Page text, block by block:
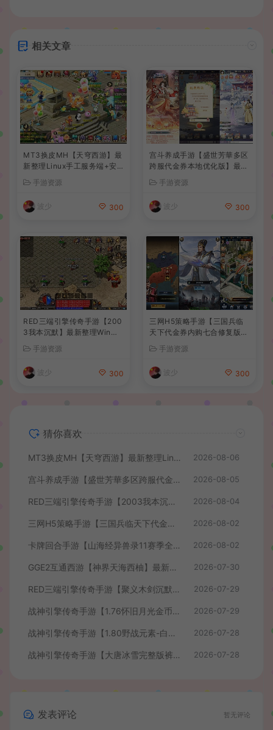
相关文章
MT3换皮MH【天穹西游】最
新整理Linux手工服务端+安
卓苹果双端+GM后台+详细搭
建教程+全套源码+视频教程
手游资源
波少 300
宫斗养成手游【盛世芳華多区
跨服代金券本地优化版】最新
整理单机一键即玩端+Linux
手工服务端+CDK授权后台
+安卓+详细搭建教程
手游资源
波少 300
RED三端引擎传奇手游【200
3我本沉默】最新整理Win系
服务端+安卓苹果PC三端+详
细搭建教程
手游资源
波少 300
三网H5策略手游【三国兵临
天下代金券内购七合修复版】
最新整理单机一键即玩镜像端
+Linux手工服务端+管理后台
+GM授权后台+简易安卓客户
端+详细搭建教程+视频教程
手游资源
波少 300
猜你喜欢
MT3换皮MH【天穹西游】最新整理Linux手工服务端+安卓苹果双端+GM后台+详细搭建教程+全套源码+视频教程 2026-08-06
宫斗养成手游【盛世芳華多区跨服代金券本地优化版】最新整理单机一键即玩端+Linux手工服务端+CDK授权后台+安卓+详细搭建教程 2026-08-05
RED三端引擎传奇手游【2003我本沉默】最新整理Win系服务端+安卓苹果PC三端+详细搭建教程 2026-08-04
三网H5策略手游【三国兵临天下代金券内购七合修复版】最新整理单机一键即玩镜像端+Linux手工服务端+管理后台+GM授权后台+简易安卓客户端+详细搭建教程+视频教程 2026-08-02
卡牌回合手游【山海经异兽录11赛季全人物代金券内购版】最新整理WIN系服务端+授权GM后台+管理后台+热更修改工具+安卓+详细搭建教程 2026-08-02
GGE2互通西游【神界天海西柚】最新整理Win系服务端+安卓苹果PC三端+内置GM工具+全套源码+详细搭建教程+视频教程 2026-07-30
RED三端引擎传奇手游【聚义木剑沉默高仿嘟嘟沉默】最新整理Win系服务端+安卓苹果PC三端+详细搭建教程 2026-07-29
战神引擎传奇手游【1.76怀旧月光金币版】最新整理Win系复古服务端+安卓苹果双端+GM授权物品后台+详细搭建教程 2026-07-29
战神引擎传奇手游【1.80野战元素-白猪7.2免授权】最新整理Win系特色服务端+安卓+GM授权物品后台+详细搭建教程 2026-07-28
战神引擎传奇手游【大唐冰雪完整版裤衩7.0免授权】最新整理Win系特色服务端+GM授权后台+安卓苹果双端+详细搭建教程 2026-07-28
发表评论 暂无评论